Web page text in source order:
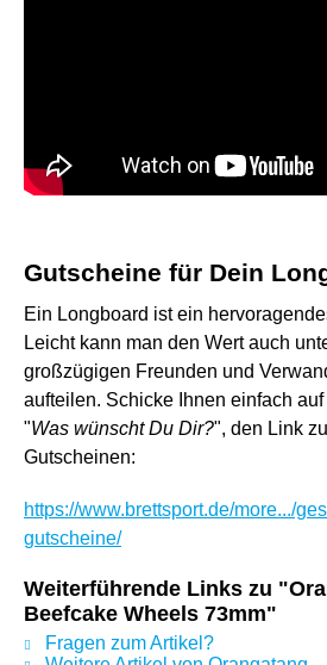
Gutscheine für Dein
Ein Longboard ist ein
Leicht kann man den Wert auch
großzügigen Freunden und
aufteilen. Schicke Ihnen einfach
"Was wünscht Du Dir?", den Link
Gutscheinen:
https://www.brettsport.de/more.../
gutscheine/
Weiterführende Links zu
Beefcake Wheels 73mm"
Fragen zum Artikel?